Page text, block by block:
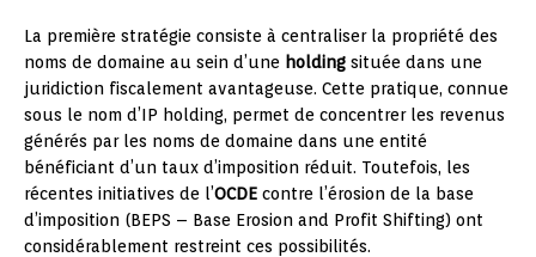
La première stratégie consiste à centraliser la propriété des
noms de domaine au sein d’une holding située dans une
juridiction fiscalement avantageuse. Cette pratique, connue
sous le nom d’IP holding, permet de concentrer les revenus
générés par les noms de domaine dans une entité
bénéficiant d’un taux d’imposition réduit. Toutefois, les
récentes initiatives de l’OCDE contre l’érosion de la base
d’imposition (BEPS – Base Erosion and Profit Shifting) ont
considérablement restreint ces possibilités.